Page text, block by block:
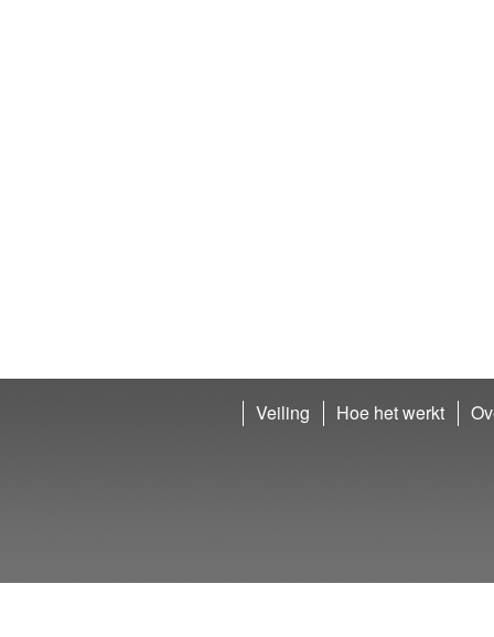
Veiling Hoe het werkt